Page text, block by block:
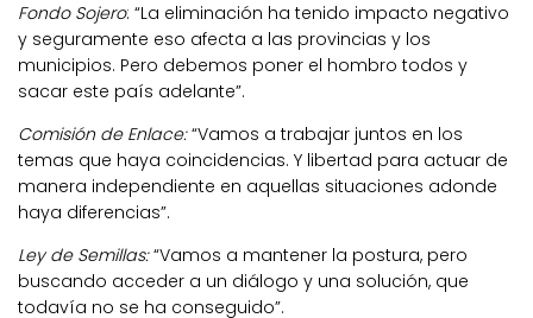
Fondo Sojero: “La eliminación ha tenido impacto negativo
y seguramente eso afecta a las provincias y los
municipios. Pero debemos poner el hombro todos y
sacar este país adelante”.
Comisión de Enlace:“Vamos a trabajar juntos en los
temas que haya coincidencias. Y libertad para actuar de
manera independiente en aquellas situaciones adonde
haya diferencias”.
Ley de Semillas:“Vamos a mantener la postura, pero
buscando acceder a un diálogo y una solución, que
todavía no se ha conseguido”.